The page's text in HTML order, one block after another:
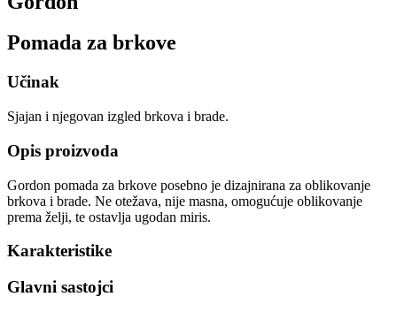
Pomada za brkove
Učinak
Sjajan i njegovan izgled brkova i brade.
Opis proizvoda
Gordon pomada za brkove posebno je dizajnirana za oblikovanje
brkova i brade. Ne otežava, nije masna, omogućuje oblikovanje
prema želji, te ostavlja ugodan miris.
Karakteristike
Glavni sastojci